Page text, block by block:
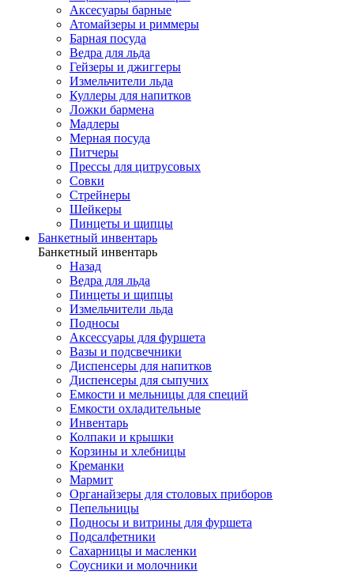
Аксесуары барные
Атомайзеры и риммеры
Барная посуда
Ведра для льда
Гейзеры и джиггеры
Измельчители льда
Куллеры для напитков
Ложки бармена
Мадлеры
Мерная посуда
Питчеры
Прессы для цитрусовых
Совки
Стрейнеры
Шейкеры
Пинцеты и щипцы
Банкетный инвентарь
Банкетный инвентарь
Назад
Ведра для льда
Пинцеты и щипцы
Измельчители льда
Подносы
Аксессуары для фуршета
Вазы и подсвечники
Диспенсеры для напитков
Диспенсеры для сыпучих
Емкости и мельницы для специй
Емкости охладительные
Инвентарь
Колпаки и крышки
Корзины и хлебницы
Креманки
Мармит
Органайзеры для столовых приборов
Пепельницы
Подносы и витрины для фуршета
Подсалфетники
Сахарницы и масленки
Соусники и молочники